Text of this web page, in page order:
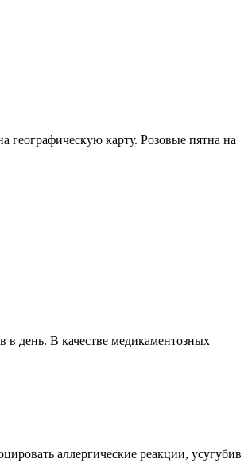
карту. Розовые пятна на
в день. В качестве медикаментозных
аллергические реакции, усугубив